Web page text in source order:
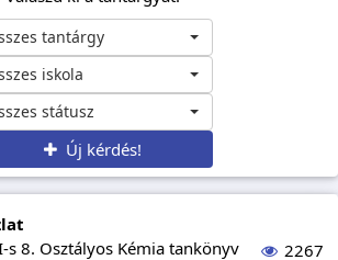
tantárgy
iskola
státusz
Új kérdés!
s 8. Osztályos Kémia tankönyv
2267